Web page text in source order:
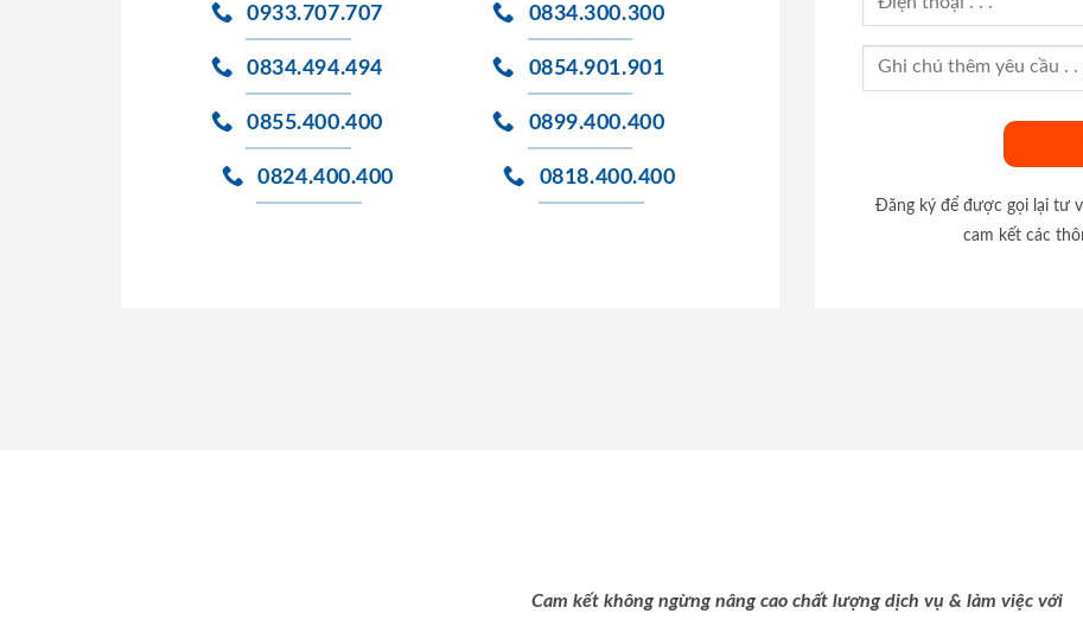
0933.707.707
0834.494.494
0855.400.400
0824.400.400
0834.300.300
0854.901.901
0899.400.400
0818.400.400
Đăng ký để được gọi lại tư
cam kết các
Cam kết không ngừng nâng cao chất lượng dịch vụ & làm việc với